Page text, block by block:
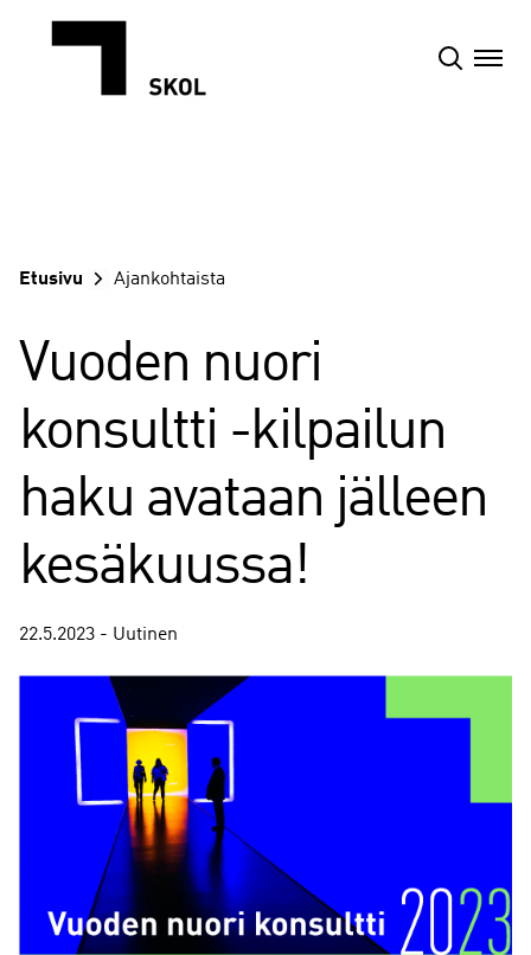
sisältöön
Etusivu Ajankohtaista
Vuoden nuori
konsultti -kilpailun
haku avataan jälleen
kesäkuussa!
22.5.2023 - Uutinen